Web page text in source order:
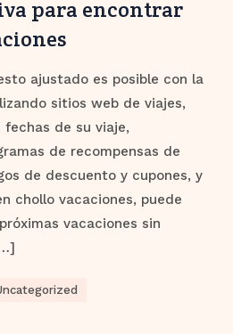
para encontrar
ajustado es posible con la
sitios web de viajes,
de su viaje,
de recompensas de
de descuento y cupones, y
chollo vacaciones, puede
vacaciones sin